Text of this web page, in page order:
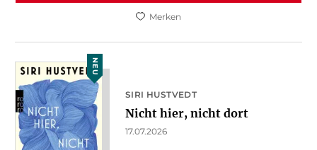
Merken
NEU
SIRI HUSTVEDT
Nicht hier, nicht dort
17.07.2026